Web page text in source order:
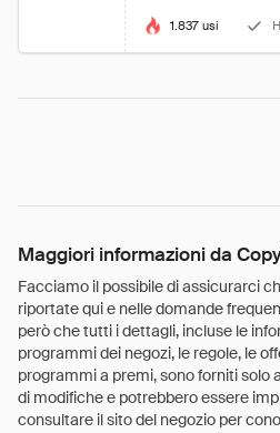
1.837 usi
Maggiori informazioni da
Facciamo il possibile di assicurarci
riportate qui e nelle domande
però che tutti i dettagli, incluse le
programmi dei negozi, le regole, le
programmi a premi, sono forniti solo
di modifiche e potrebbero essere
consultare il sito del negozio per